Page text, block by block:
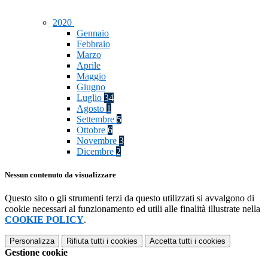
2020
Gennaio
Febbraio
Marzo
Aprile
Maggio
Giugno
Luglio 34
Agosto 1
Settembre 5
Ottobre 6
Novembre 3
Dicembre 2
Nessun contenuto da visualizzare
Questo sito o gli strumenti terzi da questo utilizzati si avvalgono di
cookie necessari al funzionamento ed utili alle finalità illustrate nella
COOKIE POLICY.
Personalizza Rifiuta tutti i cookies Accetta tutti i cookies
Gestione cookie